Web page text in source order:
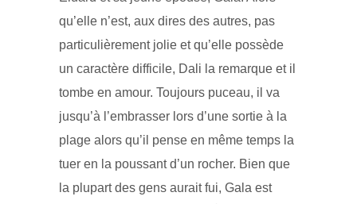
qu’elle n’est, aux dires des autres, pas
particulièrement jolie et qu’elle possède
un caractère difficile, Dali la remarque et il
tombe en amour. Toujours puceau, il va
jusqu’à l’embrasser lors d’une sortie à la
plage alors qu’il pense en même temps la
tuer en la poussant d’un rocher. Bien que
la plupart des gens aurait fui, Gala est